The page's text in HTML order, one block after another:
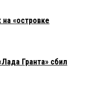
«островке
Гранта» сбил